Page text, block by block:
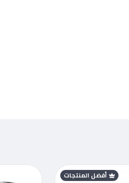
أفضل المنتجات